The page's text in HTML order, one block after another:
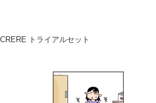
CRERE トライアルセット